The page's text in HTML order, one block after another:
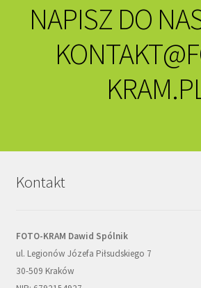
NAPISZ DO
Kontakt
FOTO-KRAM Dawid Spólnik
ul. Legionów Józefa Piłsudskiego 7
30-509 Kraków